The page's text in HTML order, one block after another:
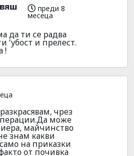
преди 8
месеца
да ти се радва
‘убост и прелест.
!
чрез
може
майчинство
знам какви
на приказки
от почивка